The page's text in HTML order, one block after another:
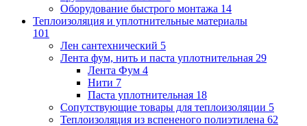
Оборудование быстрого монтажа 14
Теплоизоляция и уплотнительные материалы
101
Лен сантехнический 5
Лента фум, нить и паста уплотнительная 29
Лента Фум 4
Нити 7
Паста уплотнительная 18
Сопутствующие товары для теплоизоляции 5
Теплоизоляция из вспененого полиэтилена 62